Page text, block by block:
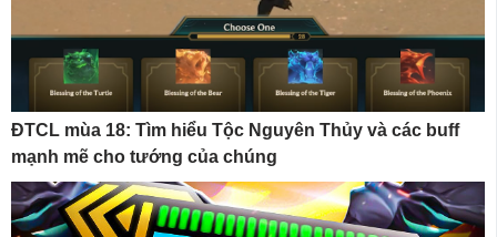
ĐTCL mùa 18: Tìm hiểu Tộc Nguyên Thủy và các buff
mạnh mẽ cho tướng của chúng